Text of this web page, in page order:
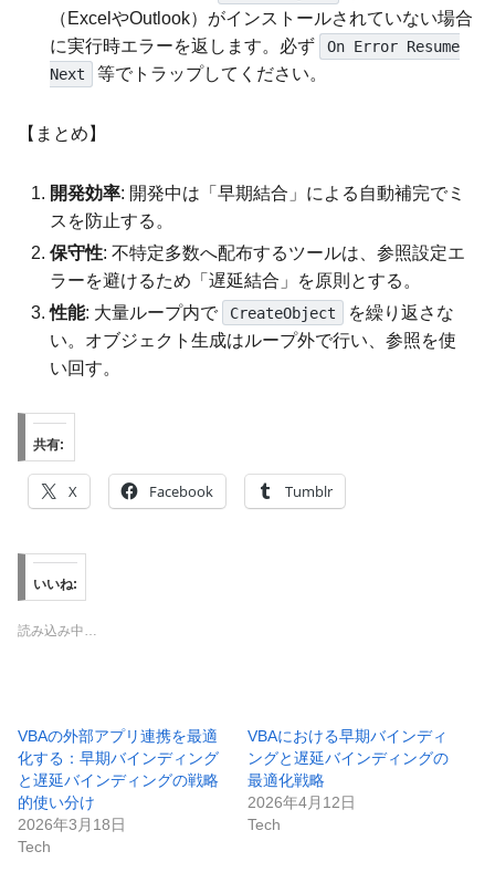
（ExcelやOutlook）がインストールされていない場合
に実行時エラーを返します。必ず
On Error Resume
Next
等でトラップしてください。
【まとめ】
開発効率: 開発中は「早期結合」による自動補完でミ
スを防止する。
保守性: 不特定多数へ配布するツールは、参照設定エ
ラーを避けるため「遅延結合」を原則とする。
性能: 大量ループ内で CreateObject
を繰り返さな
い。オブジェクト生成はループ外で行い、参照を使
い回す。
共有:
X Facebook Tumblr
いいね:
読み込み中…
VBAの外部アプリ連携を最適
化する：早期バインディング
と遅延バインディングの戦略
的使い分け
2026年3月18日
Tech
VBAにおける早期バインディ
ングと遅延バインディングの
最適化戦略
2026年4月12日
Tech